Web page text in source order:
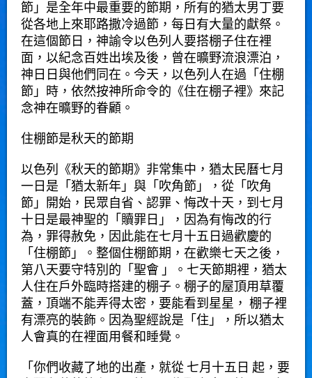
節」是全年中最重要的節期，所有的猶太男丁要
從各地上來耶路撒冷過節，每日有大量的獻祭。
在這個節日，神諭令以色列人要搭棚子住在裡
面，以紀念百姓出埃及後，曾在曠野流浪漂泊，
神日日與他們同在。今天，以色列人在過「住棚
節」時，依然按神所命令的《住在棚子裡》來記
念神在曠野的眷顧。
住棚節是秋天的節期
以色列《秋天的節期》非常集中，猶太民曆七月
一日是「猶太新年」與「吹角節」，從「吹角
節」開始，民眾自省、認罪、悔改十天，到七月
十日是最神聖的「贖罪日」，因為有悔改的行
為，罪得赦免，因此能在七月十五日過歡慶的
「住棚節」。整個住棚節期，在歡樂七天之後，
第八天要守特別的「聖會 」。七天節期裡，猶太
人住在戶外臨時搭建的棚子。棚子的屋頂用草覆
蓋，頂端不能弄得太密，要能看到星星， 棚子裡
有漂亮的裝飾。因為聖經說是「住」，所以猶太
人會真的在裡面用餐和睡覺。
「你們收藏了地的出產，就從 七月十五日 起，要